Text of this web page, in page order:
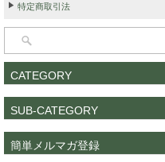
特定商取引法
CATEGORY
SUB-CATEGORY
簡単メルマガ登録